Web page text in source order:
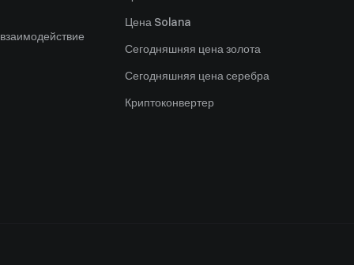
Цена Solana
Сегодняшняя цена золота
Сегодняшняя цена серебра
Криптоконвертер